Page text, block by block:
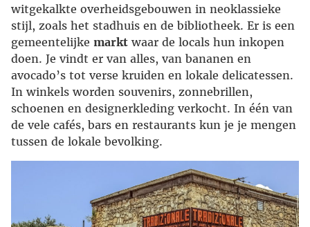
witgekalkte overheidsgebouwen in neoklassieke
stijl, zoals het stadhuis en de bibliotheek. Er is een
gemeentelijke markt waar de locals hun inkopen
doen. Je vindt er van alles, van bananen en
avocado’s tot verse kruiden en lokale delicatessen.
In winkels worden souvenirs, zonnebrillen,
schoenen en designerkleding verkocht. In één van
de vele cafés, bars en restaurants kun je je mengen
tussen de lokale bevolking.